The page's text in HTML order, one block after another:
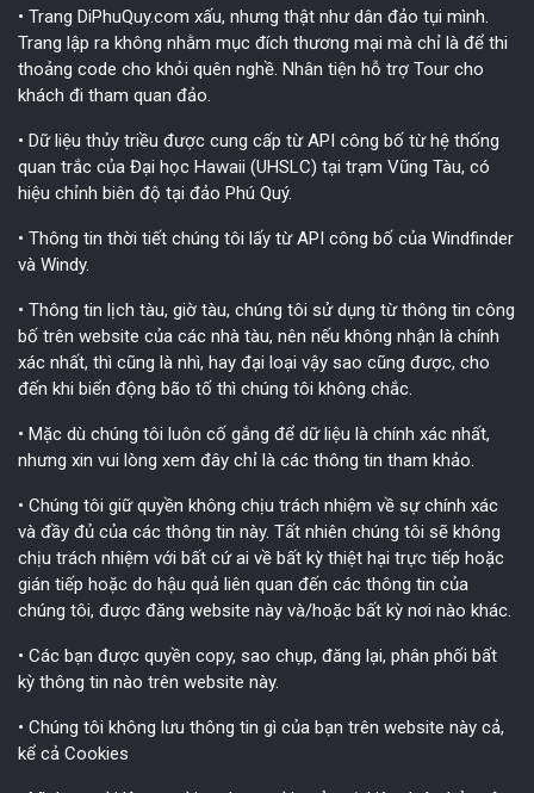
• Trang DiPhuQuy.com xấu, nhưng thật như dân đảo tụi mình.
Trang lập ra không nhằm mục đích thương mại mà chỉ là để thi
thoảng code cho khỏi quên nghề. Nhân tiện hỗ trợ Tour cho
khách đi tham quan đảo.
• Dữ liệu thủy triều được cung cấp từ API công bố từ hệ thống
quan trắc của Đại học Hawaii (UHSLC) tại trạm Vũng Tàu, có
hiệu chỉnh biên độ tại đảo Phú Quý.
• Thông tin thời tiết chúng tôi lấy từ API công bố của Windfinder
và Windy.
• Thông tin lịch tàu, giờ tàu, chúng tôi sử dụng từ thông tin công
bố trên website của các nhà tàu, nên nếu không nhận là chính
xác nhất, thì cũng là nhì, hay đại loại vậy sao cũng được, cho
đến khi biển động bão tố thì chúng tôi không chắc.
• Mặc dù chúng tôi luôn cố gắng để dữ liệu là chính xác nhất,
nhưng xin vui lòng xem đây chỉ là các thông tin tham khảo.
• Chúng tôi giữ quyền không chịu trách nhiệm về sự chính xác
và đầy đủ của các thông tin này. Tất nhiên chúng tôi sẽ không
chịu trách nhiệm với bất cứ ai về bất kỳ thiệt hại trực tiếp hoặc
gián tiếp hoặc do hậu quả liên quan đến các thông tin của
chúng tôi, được đăng website này và/hoặc bất kỳ nơi nào khác.
• Các bạn được quyền copy, sao chụp, đăng lại, phân phối bất
kỳ thông tin nào trên website này.
• Chúng tôi không lưu thông tin gì của bạn trên website này cả,
kể cả Cookies